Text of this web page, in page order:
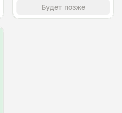
Будет позже